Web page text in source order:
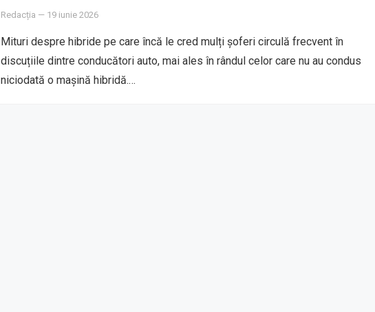
Redacția — 19 iunie 2026
Mituri despre hibride pe care încă le cred mulți șoferi circulă frecvent în
discuțiile dintre conducători auto, mai ales în rândul celor care nu au condus
niciodată o mașină hibridă.…